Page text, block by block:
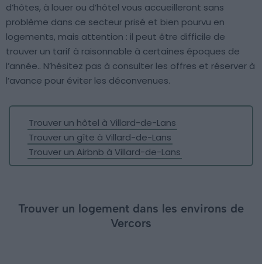
d’hôtes, à louer ou d’hôtel vous accueilleront sans
problème dans ce secteur prisé et bien pourvu en
logements, mais attention : il peut être difficile de
trouver un tarif à raisonnable à certaines époques de
l’année.. N’hésitez pas à consulter les offres et réserver à
l’avance pour éviter les déconvenues.
Trouver un hôtel à Villard-de-Lans
Trouver un gîte à Villard-de-Lans
Trouver un Airbnb à Villard-de-Lans
Trouver un logement dans les environs de
Vercors